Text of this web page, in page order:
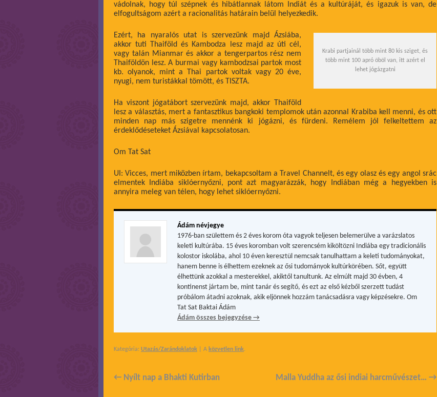
vádolnak, hogy túl szépnek és hibátlannak látom Indiát és a kultúráját, és igazuk is van, de
elfogultságom azért a racionalitás határain belül helyezkedik.
Krabi partjainál több mint 80 kis sziget, és
több mint 100 apró öböl van, itt azért el
lehet jógázgatni
Ezért, ha nyaralós utat is szervezünk majd Ázsiába,
akkor tuti Thaiföld és Kambodza lesz majd az úti cél,
vagy talán Mianmar és akkor a tengerpartos rész nem
Thaiföldön lesz. A burmai vagy kambodzsai partok most
kb. olyanok, mint a Thai partok voltak vagy 20 éve,
nyugi, nem turistákkal tömött, és TISZTA.
Ha viszont jógatábort szervezünk majd, akkor Thaiföld
lesz a választás, mert a fantasztikus bangkoki templomok után azonnal Krabiba kell menni, és ott
minden nap más szigetre mennénk ki jógázni, és fürdeni. Remélem jól felkeltettem az
érdeklődéseteket Ázsiával kapcsolatosan.
Om Tat Sat
UI: Vicces, mert miközben írtam, bekapcsoltam a Travel Channelt, és egy olasz és egy angol srác
elmentek Indiába siklóernyőzni, pont azt magyarázzák, hogy Indiában még a hegyekben is
annyira meleg van télen, hogy lehet siklóernyőzni.
Ádám névjegye
1976-ban születtem és 2 éves korom óta vagyok teljesen belemerülve a varázslatos
keleti kultúrába. 15 éves koromban volt szerencsém kiköltözni Indiába egy tradicionális
kolostor iskolába, ahol 10 éven keresztül nemcsak tanulhattam a keleti tudományokat,
hanem benne is élhettem ezeknek az ősi tudományok kultúrkörében. Sőt, együtt
élhettünk azokkal a mesterekkel, akiktől tanultunk. Az elmúlt majd 30 évben, 4
kontinenst jártam be, mint tanár és segítő, és ezt az első kézből szerzett tudást
próbálom átadni azoknak, akik eljönnek hozzám tanácsadásra vagy képzésekre. Om
Tat Sat Baktai Ádám
Ádám összes bejegyzése →
Kategória: Utazás/Zarándoklatok | A közvetlen link.
← Nyílt nap a Bhakti Kutirban Malla Yuddha az ősi indiai harcművészet… →